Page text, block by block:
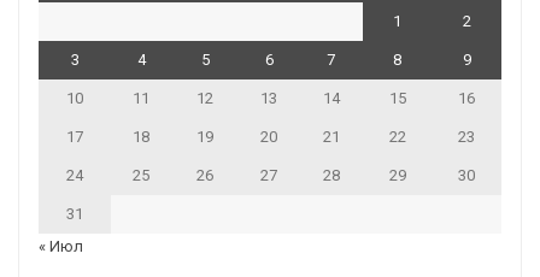
1 2
3 4 5 6 7 8 9
10 11 12 13 14 15 16
17 18 19 20 21 22 23
24 25 26 27 28 29 30
31
« Июл